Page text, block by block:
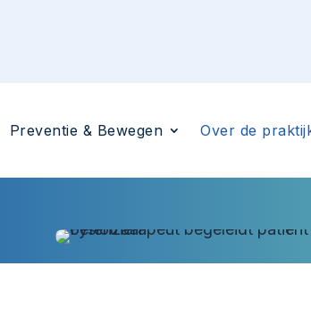
Preventie & Bewegen Over de